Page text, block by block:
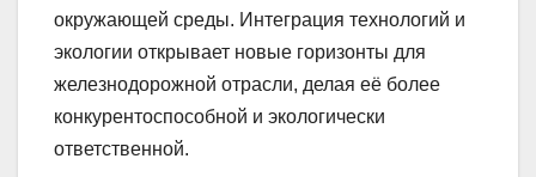
окружающей среды. Интеграция технологий и
экологии открывает новые горизонты для
железнодорожной отрасли, делая её более
конкурентоспособной и экологически
ответственной.